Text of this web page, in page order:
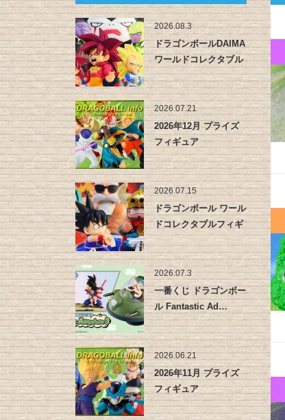
2026.08.3
ドラゴンボールDAIMA
ワールドコレクタブル
フィ…
2026.07.21
2026年12月 プライズ
フィギュア
2026.07.15
ドラゴンボール ワール
ドコレクタブルフィギ
ュア -…
2026.07.3
一番くじ ドラゴンボー
ル Fantastic Ad…
2026.06.21
2026年11月 プライズ
フィギュア